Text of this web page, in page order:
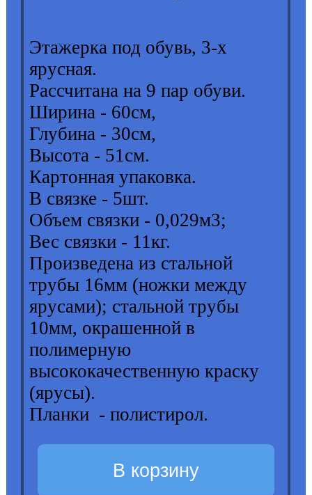
Этажерка под обувь, 3-х
ярусная.
Рассчитана на 9 пар обуви.
Ширина - 60см,
Глубина - 30см,
Высота - 51см.
Картонная упаковка.
В связке - 5шт.
Объем связки - 0,029м3;
Вес связки - 11кг.
Произведена из стальной
трубы 16мм (ножки между
ярусами); стальной трубы
10мм, окрашенной в
полимерную
высококачественную краску
(ярусы).
Планки - полистирол.
В корзину